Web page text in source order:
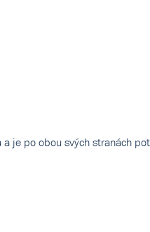
je po obou svých stranách